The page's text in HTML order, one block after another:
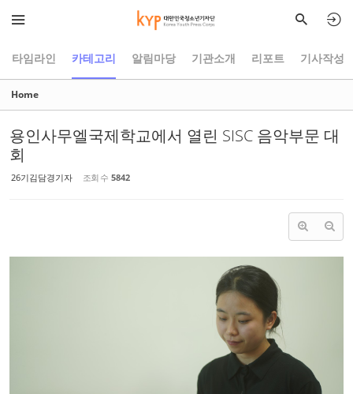
타임라인 카테고리 알림마당 기관소개 리포트 기사작성
Home
용인사무엘국제학교에서 열린 SISC 음악부문 대
회
26기김담경기자 조회 수 5842
Sketchbook5, 스케치북5